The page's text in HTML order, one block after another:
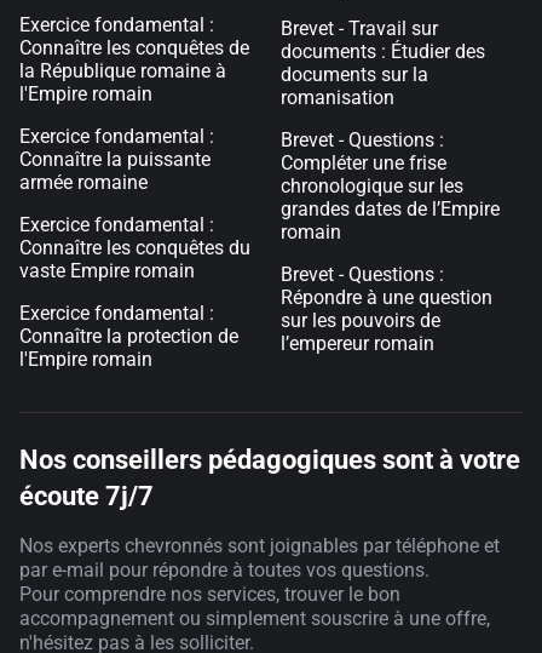
Exercice fondamental :
Connaître les conquêtes de
la République romaine à
l'Empire romain
Exercice fondamental :
Connaître la puissante
armée romaine
Exercice fondamental :
Connaître les conquêtes du
vaste Empire romain
Exercice fondamental :
Connaître la protection de
l'Empire romain
Brevet - Travail sur
documents : Étudier des
documents sur la
romanisation
Brevet - Questions :
Compléter une frise
chronologique sur les
grandes dates de l’Empire
romain
Brevet - Questions :
Répondre à une question
sur les pouvoirs de
l’empereur romain
Nos conseillers pédagogiques sont à votre
écoute 7j/7
Nos experts chevronnés sont joignables par téléphone et
par e-mail pour répondre à toutes vos questions.
Pour comprendre nos services, trouver le bon
accompagnement ou simplement souscrire à une offre,
n'hésitez pas à les solliciter.